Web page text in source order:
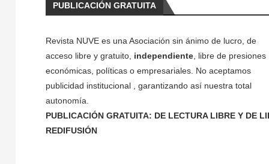
PUBLICACIÓN GRATUITA
Revista NUVE es una Asociación sin ánimo de lucro, de
acceso libre y gratuito, independiente, libre de presiones
económicas, políticas o empresariales. No aceptamos
publicidad institucional , garantizando así nuestra total
autonomía.
PUBLICACIÓN GRATUITA: DE LECTURA LIBRE Y DE
REDIFUSIÓN